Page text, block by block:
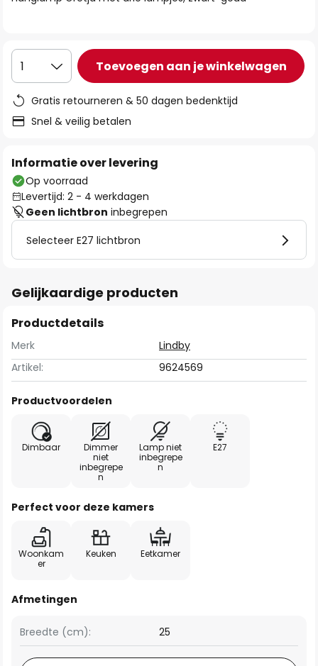
1 Toevoegen aan je winkelwagen
Gratis retourneren & 50 dagen bedenktijd
Snel & veilig betalen
Informatie over levering
Op voorraad
Levertijd: 2 - 4 werkdagen
Geen lichtbron inbegrepen
Selecteer E27 lichtbron
Gelijkaardige producten
Productdetails
Merk
Lindby
Artikel:
9624569
Productvoordelen
Dimbaar
Dimmer
niet
inbegrepe
n
Lamp niet
inbegrepe
n
E27
Perfect voor deze kamers
Woonkam
er
Keuken Eetkamer
Afmetingen
Breedte (cm): 25